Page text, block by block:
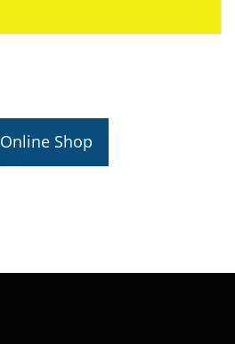
Online Shop